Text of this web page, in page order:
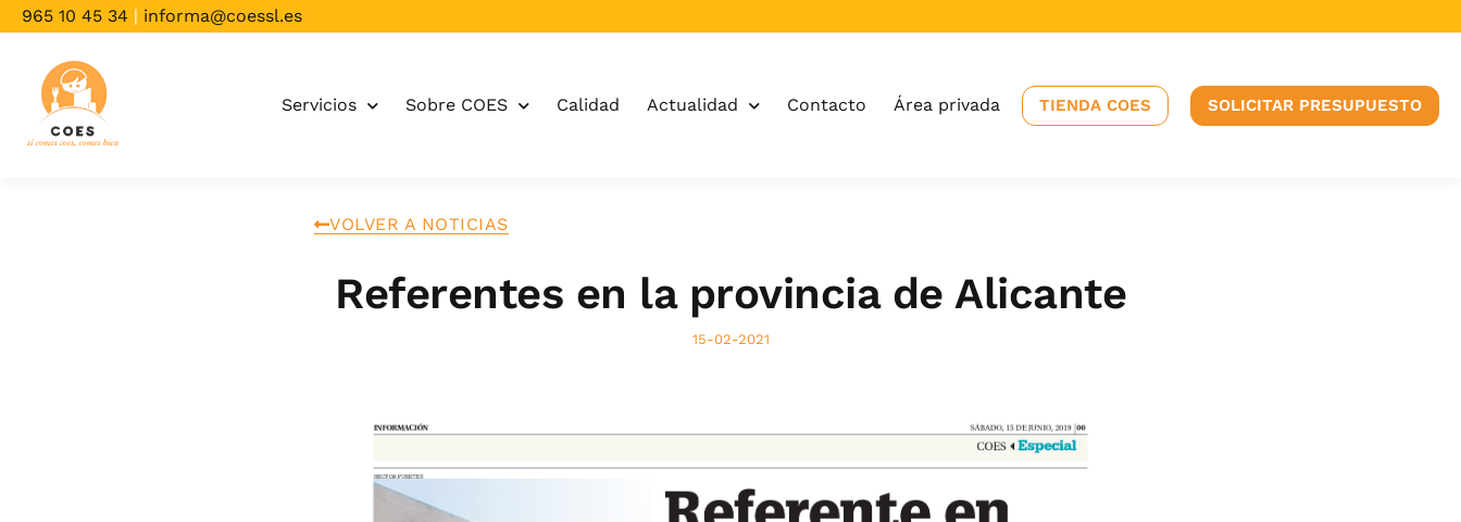
965 10 45 34 | informa@coessl.es
Servicios Sobre COES Calidad Actualidad Contacto Área privada TIENDA COES SOLICITAR PRESUPUESTO
VOLVER A NOTICIAS
Referentes en la provincia de Alicante
15-02-2021